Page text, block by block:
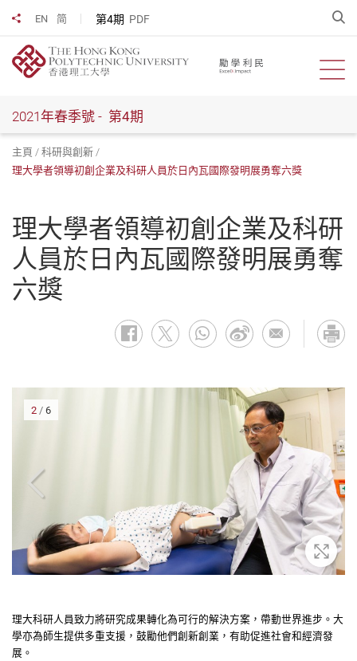
EN 简 第4期 PDF
分享到
開
2021年春季號 - 第4期
主頁
科研與創新
理大學者領導初創企業及科研人員於日內瓦國際發明展勇奪六獎
理大學者領導初創企業及科研
人員於日內瓦國際發明展勇奪
六獎
放大
3 / 6
理大科研人員致力將研究成果轉化為可行的解決方案，帶動世界進步。大
學亦為師生提供多重支援，鼓勵他們創新創業，有助促進社會和經濟發
展。